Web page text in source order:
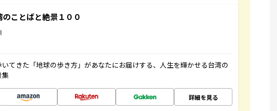
ことばと絶景１００
てきた「地球の歩き方」があなたにお届けする、人生を輝かせる台湾の
詳細を見る